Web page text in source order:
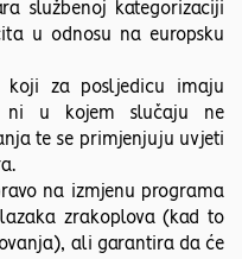
službenoj kategorizaciji
u odnosu na europsku
koji za posljedicu imaju
ni u kojem slučaju ne
te se primjenjuju uvjeti
na izmjenu programa
zrakoplova (kad to
ali garantira da će